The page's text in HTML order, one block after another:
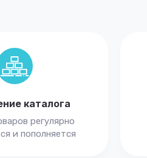
каталога
регулярно
и пополняется